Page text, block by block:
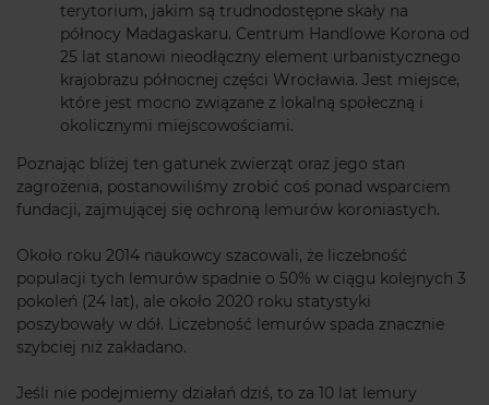
terytorium, jakim są trudnodostępne skały na
północy Madagaskaru. Centrum Handlowe Korona od
25 lat stanowi nieodłączny element urbanistycznego
krajobrazu północnej części Wrocławia. Jest miejsce,
które jest mocno związane z lokalną społeczną i
okolicznymi miejscowościami.
Poznając bliżej ten gatunek zwierząt oraz jego stan
zagrożenia, postanowiliśmy zrobić coś ponad wsparciem
fundacji, zajmującej się ochroną lemurów koroniastych.
Około roku 2014 naukowcy szacowali, że liczebność
populacji tych lemurów spadnie o 50% w ciągu kolejnych 3
pokoleń (24 lat), ale około 2020 roku statystyki
poszybowały w dół. Liczebność lemurów spada znacznie
szybciej niż zakładano.
Jeśli nie podejmiemy działań dziś, to za 10 lat lemury